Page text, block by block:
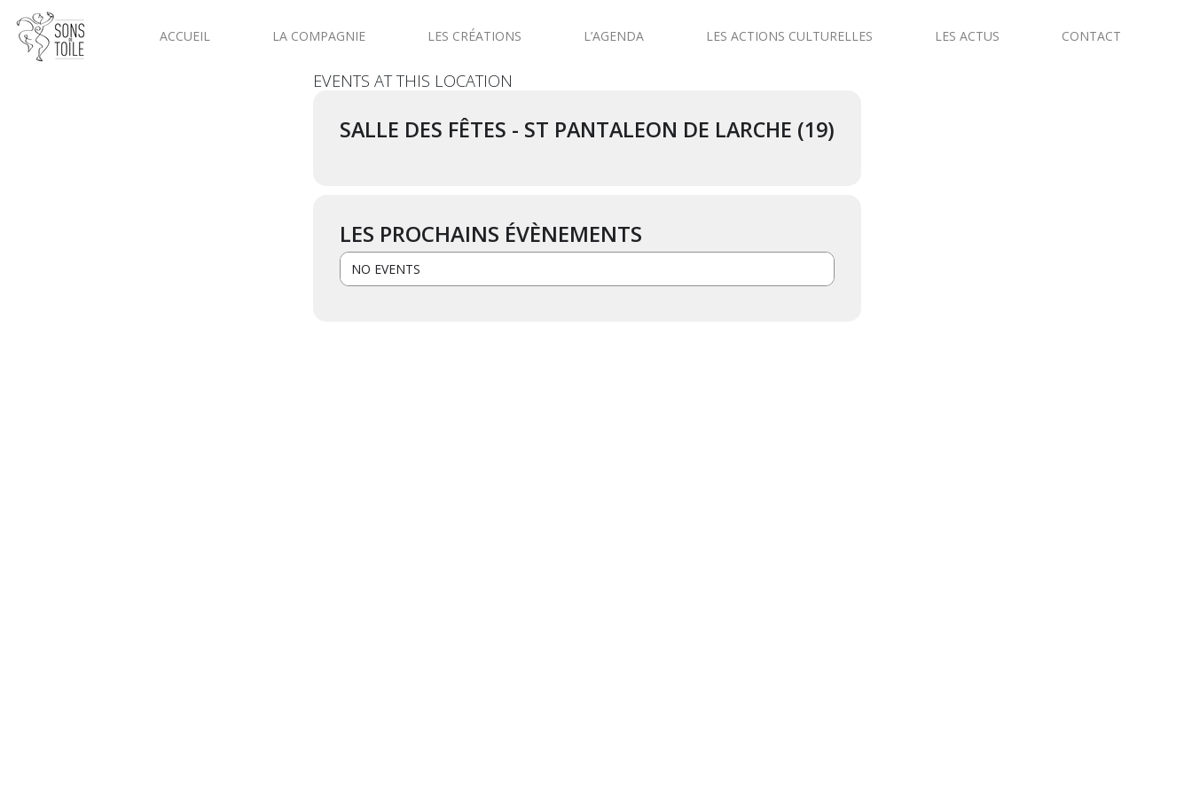
ACCUEIL LA COMPAGNIE LES CRÉATIONS L’AGENDA LES ACTIONS CULTURELLES LES ACTUS CONTACT
EVENTS AT THIS LOCATION
SALLE DES FÊTES - ST PANTALEON DE LARCHE (19)
LES PROCHAINS ÉVÈNEMENTS
NO EVENTS